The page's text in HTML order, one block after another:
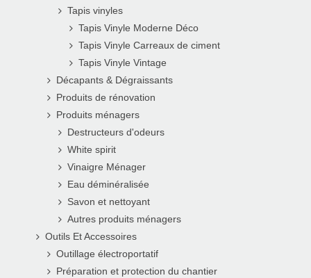
Tapis vinyles
Tapis Vinyle Moderne Déco
Tapis Vinyle Carreaux de ciment
Tapis Vinyle Vintage
Décapants & Dégraissants
Produits de rénovation
Produits ménagers
Destructeurs d'odeurs
White spirit
Vinaigre Ménager
Eau déminéralisée
Savon et nettoyant
Autres produits ménagers
Outils Et Accessoires
Outillage électroportatif
Préparation et protection du chantier